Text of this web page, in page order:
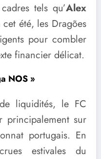
tels qu’Alex
cet été, les Dragões
pour combler
financier délicat.
NOS »
liquidités, le FC
principalement sur
portugais. En
estivales du